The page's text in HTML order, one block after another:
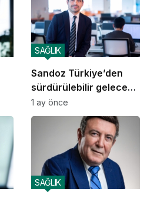
Sandoz Türkiye’den
sürdürülebilir gelecek
için kararlı ve somut
adımlar
SAĞLIK
1 ay önce
SAĞLIK